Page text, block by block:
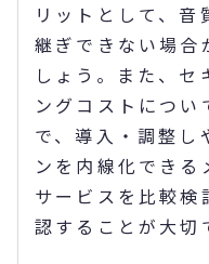
リットとして、音
継ぎできない場合
しょう。また、セ
ングコストについ
で、導入・調整し
ンを内線化できる
サービスを比較検
認することが大切